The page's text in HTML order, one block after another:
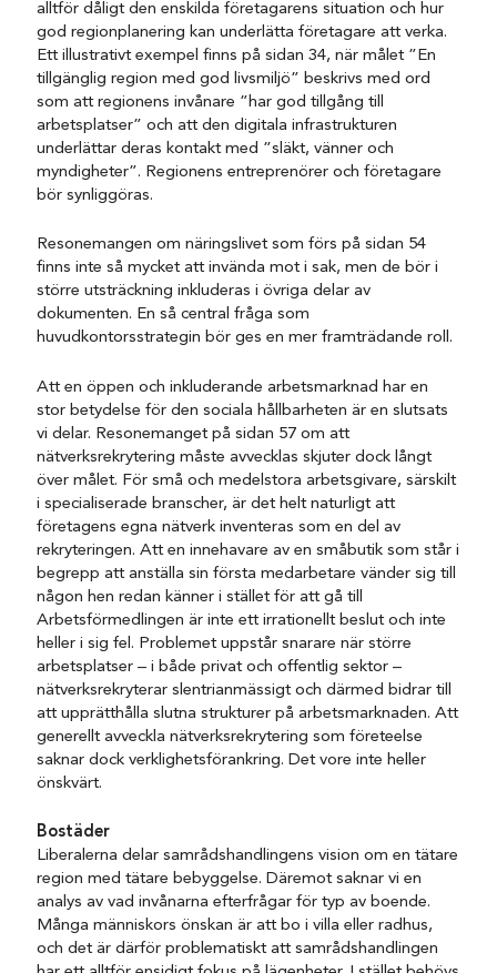
alltför dåligt den enskilda företagarens situation och hur
god regionplanering kan underlätta företagare att verka.
Ett illustrativt exempel finns på sidan 34, när målet ”En
tillgänglig region med god livsmiljö” beskrivs med ord
som att regionens invånare ”har god tillgång till
arbetsplatser” och att den digitala infrastrukturen
underlättar deras kontakt med ”släkt, vänner och
myndigheter”. Regionens entreprenörer och företagare
bör synliggöras.
Resonemangen om näringslivet som förs på sidan 54
finns inte så mycket att invända mot i sak, men de bör i
större utsträckning inkluderas i övriga delar av
dokumenten. En så central fråga som
huvudkontorsstrategin bör ges en mer framträdande roll.
Att en öppen och inkluderande arbetsmarknad har en
stor betydelse för den sociala hållbarheten är en slutsats
vi delar. Resonemanget på sidan 57 om att
nätverksrekrytering måste avvecklas skjuter dock långt
över målet. För små och medelstora arbetsgivare, särskilt
i specialiserade branscher, är det helt naturligt att
företagens egna nätverk inventeras som en del av
rekryteringen. Att en innehavare av en småbutik som står i
begrepp att anställa sin första medarbetare vänder sig till
någon hen redan känner i stället för att gå till
Arbetsförmedlingen är inte ett irrationellt beslut och inte
heller i sig fel. Problemet uppstår snarare när större
arbetsplatser – i både privat och offentlig sektor –
nätverksrekryterar slentrianmässigt och därmed bidrar till
att upprätthålla slutna strukturer på arbetsmarknaden. Att
generellt avveckla nätverksrekrytering som företeelse
saknar dock verklighetsförankring. Det vore inte heller
önskvärt.
Bostäder
Liberalerna delar samrådshandlingens vision om en tätare
region med tätare bebyggelse. Däremot saknar vi en
analys av vad invånarna efterfrågar för typ av boende.
Många människors önskan är att bo i villa eller radhus,
och det är därför problematiskt att samrådshandlingen